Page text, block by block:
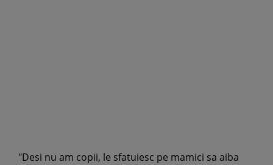
"Desi nu am copii, le sfatuiesc pe mamici sa aiba